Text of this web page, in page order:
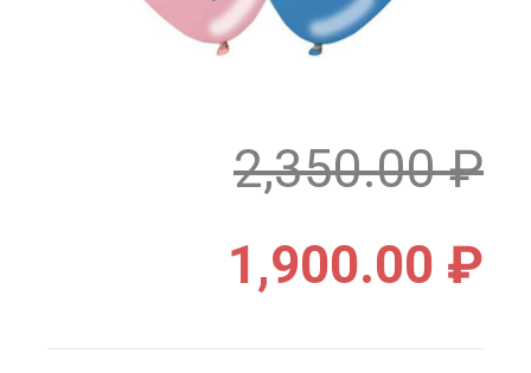
2,350.00₽
1,900.00 ₽